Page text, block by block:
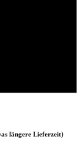
längere Lieferzeit)